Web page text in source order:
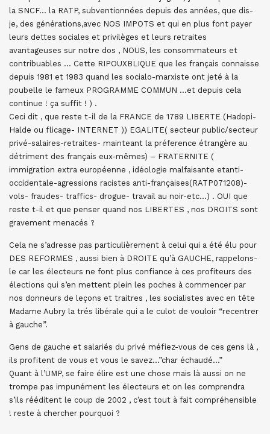
la SNCF… la RATP, subventionnées depuis des années, que dis-
je, des générations,avec NOS IMPOTS et qui en plus font payer
leurs dettes sociales et privilèges et leurs retraites
avantageuses sur notre dos , NOUS, les consommateurs et
contribuables … Cette RIPOUXBLIQUE que les français connaisse
depuis 1981 et 1983 quand les socialo-marxiste ont jeté à la
poubelle le fameux PROGRAMME COMMUN …et depuis cela
continue ! ça suffit ! ) .
Ceci dit , que reste t-il de la FRANCE de 1789 LIBERTE (Hadopi-
Halde ou flicage- INTERNET )) EGALITE( secteur public/secteur
privé-salaires-retraites- mainteant la préference étrangère au
détriment des français eux-mêmes) – FRATERNITE (
immigration extra européenne , idéologie malfaisante etanti-
occidentale-agressions racistes anti-françaises(RATP071208)-
vols- fraudes- traffics- drogue- travail au noir-etc…) . OUI que
reste t-il et que penser quand nos LIBERTES , nos DROITS sont
gravement menacés ?
Cela ne s’adresse pas particulièrement à celui qui a été élu pour
DES REFORMES , aussi bien à DROITE qu’à GAUCHE, rappelons-
le car les électeurs ne font plus confiance à ces profiteurs des
élections qui s’en mettent plein les poches à commencer par
nos donneurs de leçons et traitres , les socialistes avec en tête
Madame Aubry la trés libérale qui a le culot de vouloir “recentrer
à gauche”.
Gens de gauche et salariés du privé méfiez-vous de ces gens là ,
ils profitent de vous et vous le savez…”char échaudé…”
Quant à l’UMP, se faire élire est une chose mais là aussi on ne
trompe pas impunément les électeurs et on les comprendra
s’ils rééditent le coup de 2002 , c’est tout à fait compréhensible
! reste à chercher pourquoi ?